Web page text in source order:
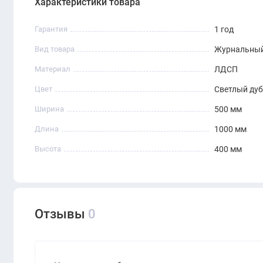
Характеристики товара
Гарантия 1 год
Вид товара
Материал ЛДСП
Цвет Светлый дуб
Ширина 500 мм
Длина 1000 мм
Высота 400 мм
Отзывы 0